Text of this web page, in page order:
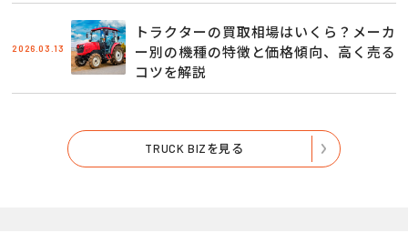
2026.03.13
トラクターの買取相場はいくら？メーカ
ー別の機種の特徴と価格傾向、高く売る
コツを解説
TRUCK BIZを見る